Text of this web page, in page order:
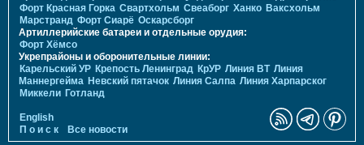
Форт Красная Горка Свартхольм Свеаборг Ханко Ваксхольм
Марстранд Форт Сиарё Оскарсборг
Артиллерийские батареи и отдельные орудия:
Форт Хёмсо
Укрепрайоны и оборонительные линии:
Карельский УР Крепость Ленинград КрУР Линия ВТ Линия
Маннергейма Невский пятачок Линия Салпа Линия Харпарског
Миккели Готланд
English
П о и с к
Все новости